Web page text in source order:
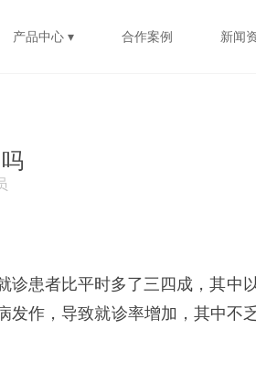
产品中心 ▾ 合作案例 新闻
诊患者比平时多了三四成，其中
发作，导致就诊率增加，其中不